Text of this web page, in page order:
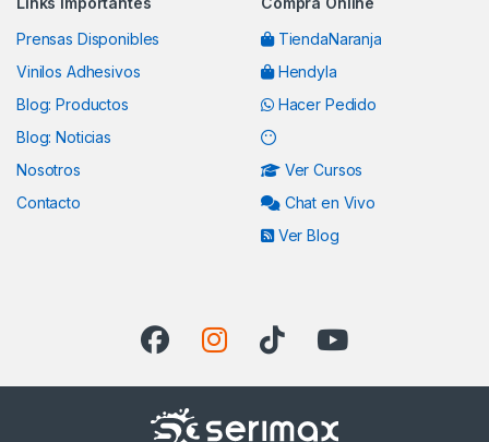
Prensas Disponibles
Vinilos Adhesivos
Blog: Productos
Blog: Noticias
Nosotros
Contacto
TiendaNaranja
Hendyla
Hacer Pedido
Ver Cursos
Chat en Vivo
Ver Blog